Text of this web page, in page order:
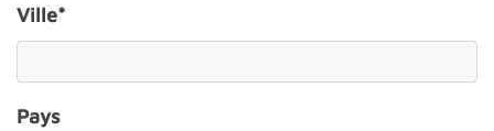
Ville*
Pays